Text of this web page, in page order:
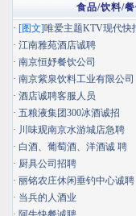
食品/饮料/
· [图文]唯爱主题KTV现代快
· 江南雅苑酒店诚聘
· 南京恒妤餐饮公司
· 南京紫泉饮料工业有限公司
· 酒店诚聘客服人员
· 五粮液集团300冰酒诚招
· 川味观南京水游城店急聘
· 白酒、葡萄酒、洋酒诚 聘
· 厨具公司招聘
· 丽铭农庄休闲垂钓中心诚聘
· 当兵的人酒业